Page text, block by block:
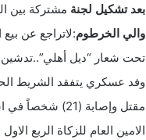
بعد تشكيل لجنة مشتركة بين
والي الخرطوم:لاتراجع عن بيع
تحت شعار “ديل أهلي”..تدشين
وفد عسكري يتفقد الشريط
مقتل وإصابة (21) شخصاً في اشتباكات داخل حفل زواج بالنيل الأبيض*
الامين العام للزكاة الربع الاول من العام ٢٠٢١م سيشهد العديد من